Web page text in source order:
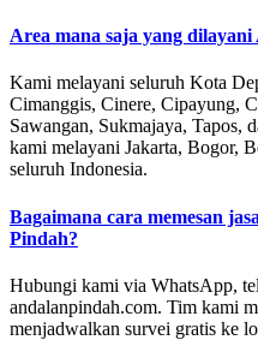
Area mana saja yang
Kami melayani seluruh Kota
Cimanggis, Cinere, Cipayung,
Sawangan, Sukmajaya, Tapos,
kami melayani Jakarta, Bogor,
seluruh Indonesia.
Bagaimana cara memesan
Pindah?
Hubungi kami via WhatsApp,
andalanpindah.com. Tim kami
menjadwalkan survei gratis ke